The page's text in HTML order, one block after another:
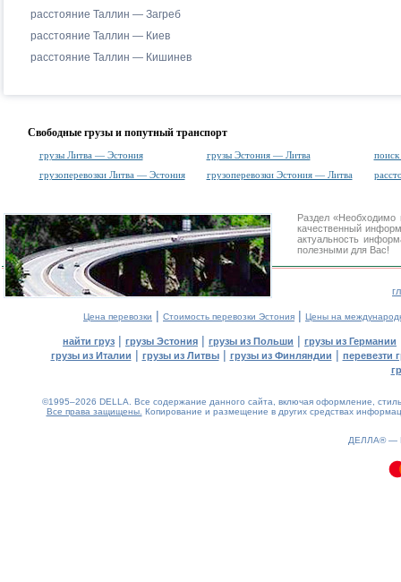
расстояние Таллин — Загреб
расстояние Таллин — Киев
расстояние Таллин — Кишинев
Свободные грузы и попутный транспорт
грузы Литва — Эстония грузы Эстония — Литва
поиск
грузоперевозки Литва — Эстония
грузоперевозки Эстония — Литва
Раздел
качественный
актуальность
полезными для Вас!
Цена перевозки | Стоимость перевозки Эстония | Цены на
найти груз | грузы Эстония | грузы из Польши | грузы из Германии
грузы из Италии | грузы из Литвы| грузы из Финляндии | перевезти
©1995–2026 DELLA. Все содержание данного сайта, включая оформление,
Все права защищены. Копирование и размещение в других средствах
ДЕЛЛА® —